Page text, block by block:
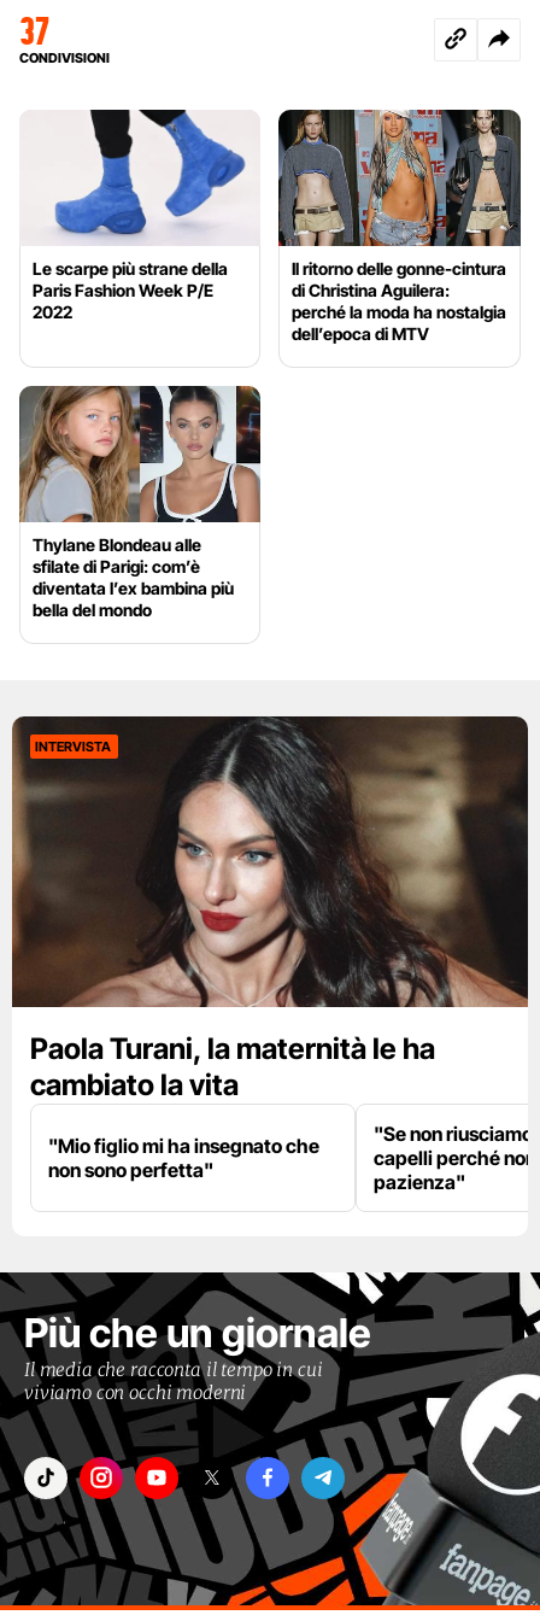
37
CONDIVISIONI
Le scarpe più strane della
Paris Fashion Week P/E
2022
Il ritorno delle gonne-cintura
di Christina Aguilera:
perché la moda ha nostalgia
dell’epoca di MTV
Thylane Blondeau alle
sfilate di Parigi: com’è
diventata l’ex bambina più
bella del mondo
INTERVISTA
Paola Turani, la maternità le ha
cambiato la vita
"Mio figlio mi ha insegnato che
non sono perfetta"
"Se non riusciamo
capelli perché
pazienza"
Più che un giornale
Il media che racconta il tempo in cui
viviamo con occhi moderni